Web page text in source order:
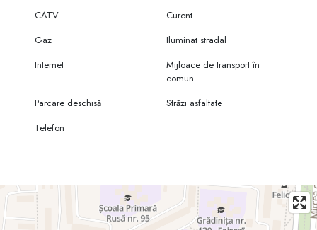
CATV
Curent
Gaz
Iluminat stradal
Internet
Mijloace de transport în
comun
Parcare deschisă
Străzi asfaltate
Telefon